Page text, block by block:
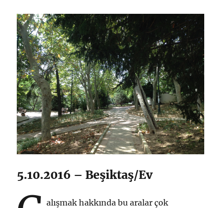
5.10.2016 – Beşiktaş/Ev
alışmak hakkında bu aralar çok